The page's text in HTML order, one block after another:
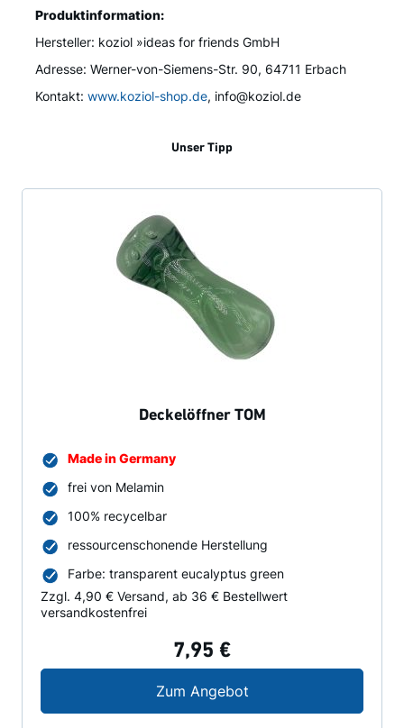
Produktinformation:
Hersteller: koziol »ideas for friends GmbH
Adresse: Werner-von-Siemens-Str. 90, 64711 Erbach
Kontakt: www.koziol-shop.de, info@koziol.de
Unser Tipp
Deckelöffner TOM
Made in Germany
frei von Melamin
100% recycelbar
ressourcenschonende Herstellung
Farbe: transparent eucalyptus green
Zzgl. 4,90 € Versand, ab 36 € Bestellwert
versandkostenfrei
7,95 €
Zum AngebotDeckelöffner TOM